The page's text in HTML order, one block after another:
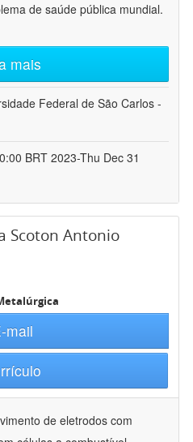
de saúde pública mundial.
mais
Federal de São Carlos -
BRT 2023-Thu Dec 31
Scoton Antonio
mail
de eletrodos com